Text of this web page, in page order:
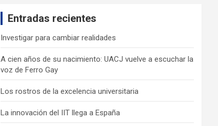
Entradas recientes
Investigar para cambiar realidades
A cien años de su nacimiento: UACJ vuelve a escuchar la
voz de Ferro Gay
Los rostros de la excelencia universitaria
La innovación del IIT llega a España